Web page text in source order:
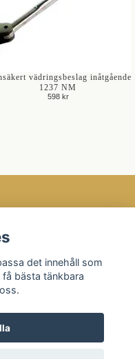
vädringsbeslag inåtgående
1237 NM
598 kr
det innehåll som
bästa tänkbara